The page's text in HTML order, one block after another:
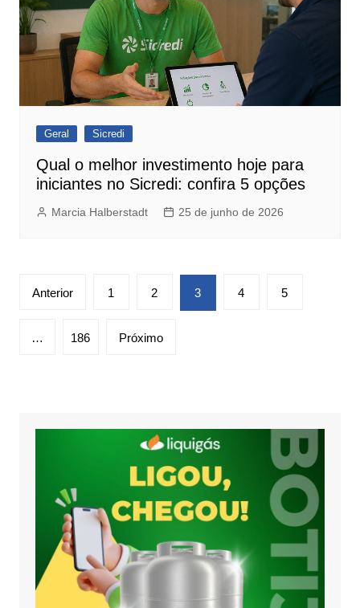
Geral Sicredi
Qual o melhor investimento hoje para
iniciantes no Sicredi: confira 5 opções
Marcia Halberstadt 25 de junho de 2026
Paginação
posts
Anterior 1 2 3 4 5
… 186 Próximo